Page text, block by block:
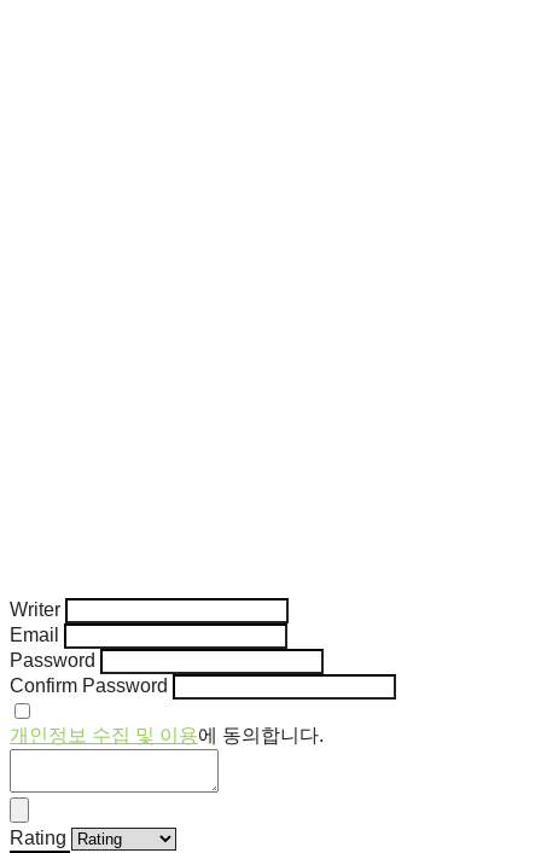
Writer
Email
Password
Confirm Password
개인정보 수집 및 이용에 동의합니다.
Rating